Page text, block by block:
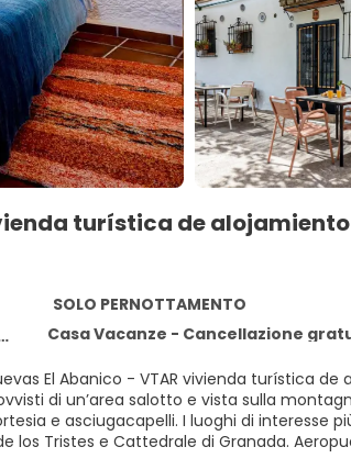
turística de
SOLO PERNOTTAMENTO
Casa Vacanze - Cancellazione
El Abanico - VTAR vivienda turística
famosi nei dintorni di questa casa vacanze
los Tristes e Cattedrale di Granada.